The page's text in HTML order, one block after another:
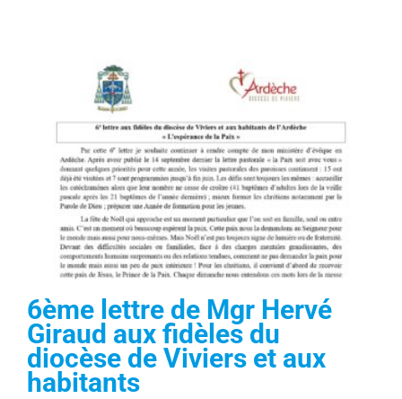
6ème lettre de Mgr Hervé
Giraud aux fidèles du
diocèse de Viviers et aux
habitants